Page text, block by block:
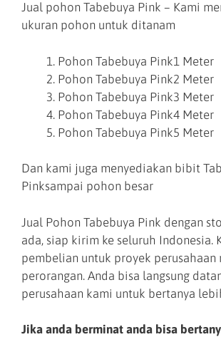
Jual pohon Tabebuya Pink – Kami
ukuran pohon untuk ditanam
Pohon Tabebuya Pink1 Meter
Pohon Tabebuya Pink2 Meter
Pohon Tabebuya Pink3 Meter
Pohon Tabebuya Pink4 Meter
Pohon Tabebuya Pink5 Meter
Dan kami juga menyediakan bibit
Pinksampai pohon besar
Jual Pohon Tabebuya Pink dengan
ada, siap kirim ke seluruh Indonesia.
pembelian untuk proyek perusahaan
perorangan. Anda bisa langsung
perusahaan kami untuk bertanya
Jika anda berminat anda bisa